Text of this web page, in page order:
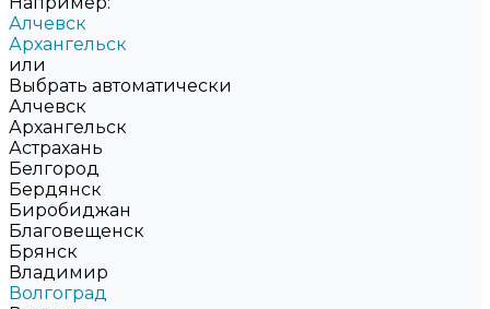
Алчевск
Архангельск
или
Выбрать автоматически
Алчевск
Архангельск
Астрахань
Белгород
Бердянск
Биробиджан
Благовещенск
Брянск
Владимир
Волгоград